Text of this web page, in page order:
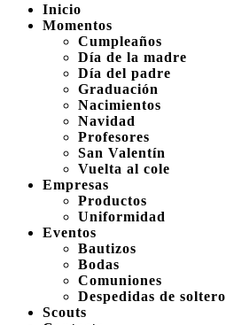
Inicio
Momentos
Cumpleaños
Día de la madre
Día del padre
Graduación
Nacimientos
Navidad
Profesores
San Valentín
Vuelta al cole
Empresas
Productos
Uniformidad
Eventos
Bautizos
Bodas
Comuniones
Despedidas de soltero
Scouts